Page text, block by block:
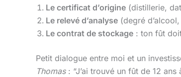
Le certificat d’origine (distillerie,
Le relevé d’analyse (degré
Le contrat de stockage : ton fût
Petit dialogue entre moi et un
Thomas: “J’ai trouvé un fût de 12